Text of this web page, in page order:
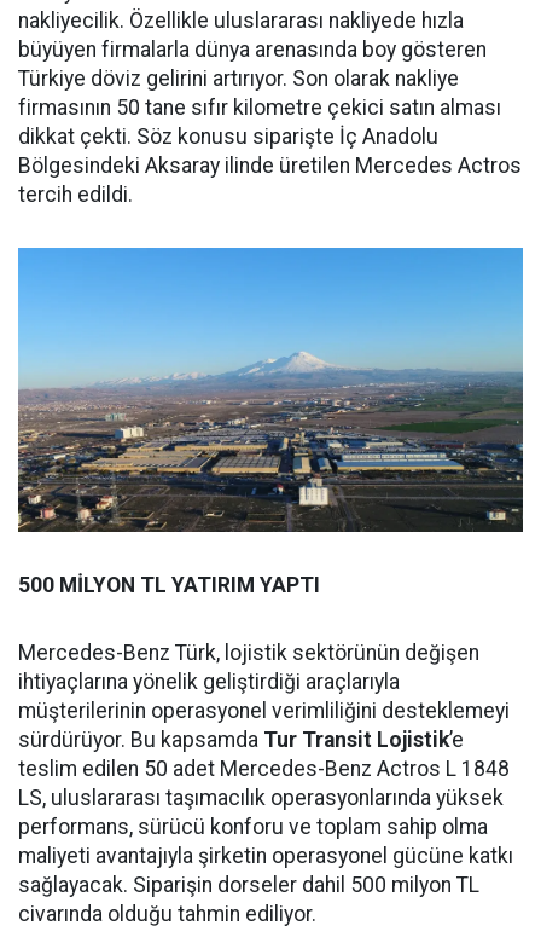
nakliyecilik. Özellikle uluslararası nakliyede hızla
büyüyen firmalarla dünya arenasında boy gösteren
Türkiye döviz gelirini artırıyor. Son olarak nakliye
firmasının 50 tane sıfır kilometre çekici satın alması
dikkat çekti. Söz konusu siparişte İç Anadolu
Bölgesindeki Aksaray ilinde üretilen Mercedes Actros
tercih edildi.
500 MİLYON TL YATIRIM YAPTI
Mercedes-Benz Türk, lojistik sektörünün değişen
ihtiyaçlarına yönelik geliştirdiği araçlarıyla
müşterilerinin operasyonel verimliliğini desteklemeyi
sürdürüyor. Bu kapsamda Tur Transit Lojistik’e
teslim edilen 50 adet Mercedes-Benz Actros L 1848
LS, uluslararası taşımacılık operasyonlarında yüksek
performans, sürücü konforu ve toplam sahip olma
maliyeti avantajıyla şirketin operasyonel gücüne katkı
sağlayacak. Siparişin dorseler dahil 500 milyon TL
civarında olduğu tahmin ediliyor.